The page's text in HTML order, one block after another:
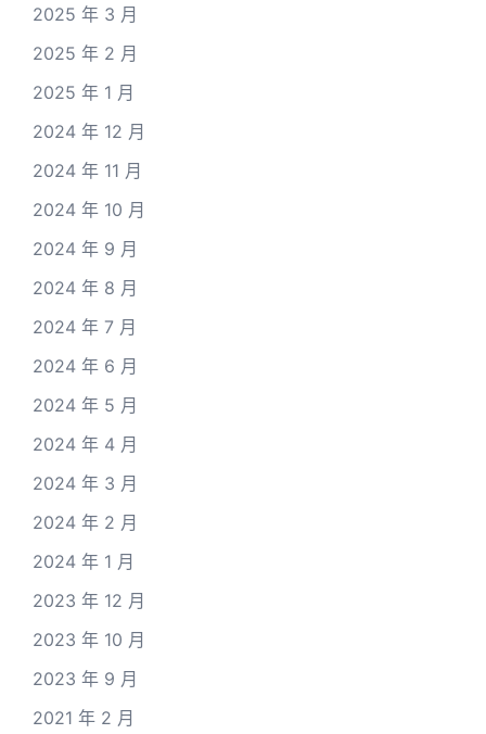
2025 年 3 月
2025 年 2 月
2025 年 1 月
2024 年 12 月
2024 年 11 月
2024 年 10 月
2024 年 9 月
2024 年 8 月
2024 年 7 月
2024 年 6 月
2024 年 5 月
2024 年 4 月
2024 年 3 月
2024 年 2 月
2024 年 1 月
2023 年 12 月
2023 年 10 月
2023 年 9 月
2021 年 2 月